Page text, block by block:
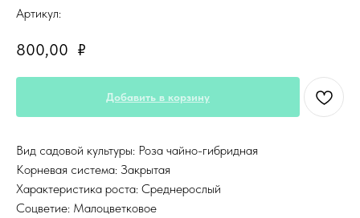
Артикул:
800,00 ₽
Добавить в корзину
Вид садовой культуры: Роза чайно-гибридная
Корневая система: Закрытая
Характеристика роста: Среднерослый
Соцветие: Малоцветковое